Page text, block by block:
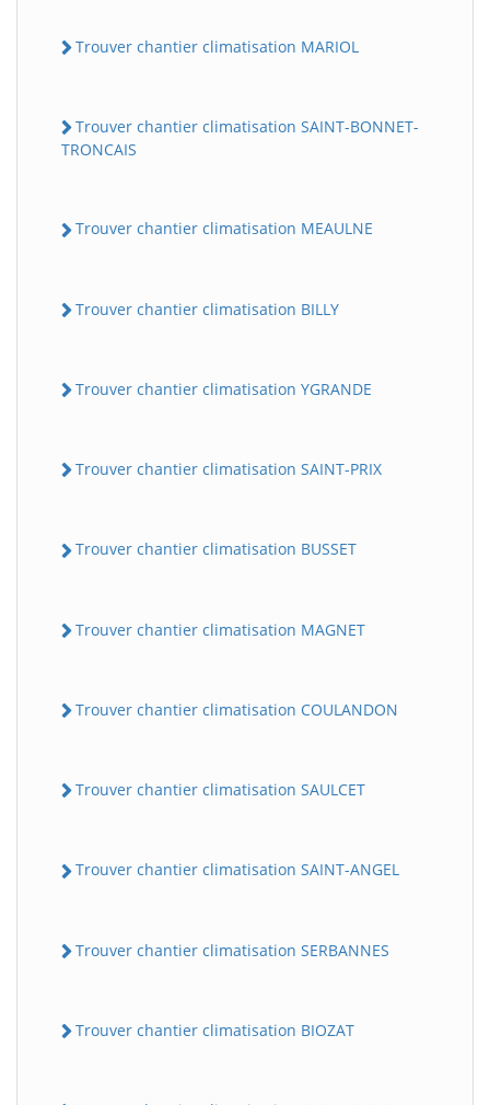
Trouver chantier climatisation MARIOL
Trouver chantier climatisation SAINT-BONNET-
TRONCAIS
Trouver chantier climatisation MEAULNE
Trouver chantier climatisation BILLY
Trouver chantier climatisation YGRANDE
Trouver chantier climatisation SAINT-PRIX
Trouver chantier climatisation BUSSET
Trouver chantier climatisation MAGNET
Trouver chantier climatisation COULANDON
Trouver chantier climatisation SAULCET
Trouver chantier climatisation SAINT-ANGEL
Trouver chantier climatisation SERBANNES
Trouver chantier climatisation BIOZAT